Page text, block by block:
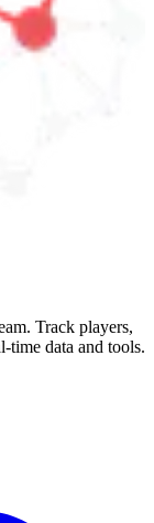
Track players,
time data and tools.